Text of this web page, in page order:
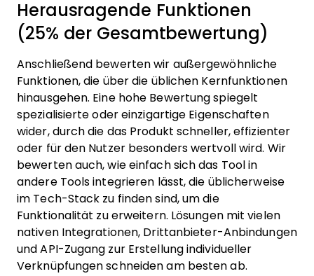
Herausragende Funktionen
(25% der Gesamtbewertung)
Anschließend bewerten wir außergewöhnliche
Funktionen, die über die üblichen Kernfunktionen
hinausgehen. Eine hohe Bewertung spiegelt
spezialisierte oder einzigartige Eigenschaften
wider, durch die das Produkt schneller, effizienter
oder für den Nutzer besonders wertvoll wird. Wir
bewerten auch, wie einfach sich das Tool in
andere Tools integrieren lässt, die üblicherweise
im Tech-Stack zu finden sind, um die
Funktionalität zu erweitern. Lösungen mit vielen
nativen Integrationen, Drittanbieter-Anbindungen
und API-Zugang zur Erstellung individueller
Verknüpfungen schneiden am besten ab.